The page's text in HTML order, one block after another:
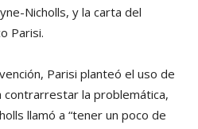
Nicholls, y la carta del
Parisi.
Parisi planteó el uso de
contrarrestar la problemática,
llamó a “tener un poco de